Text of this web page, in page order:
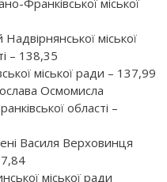
міської
– 138,35
міської ради – 137,99
Осмомисла
області –
Василя Верховинця
міської ради